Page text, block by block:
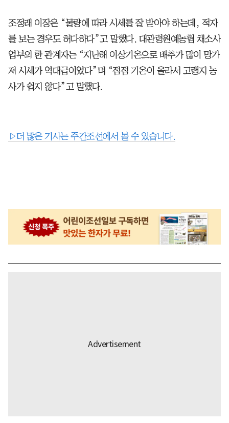
조정래 이장은 “물량에 따라 시세를 잘 받아야 하는데, 적자
를 보는 경우도 허다하다”고 말했다. 대관령원예농협 채소사
업부의 한 관계자는 “지난해 이상기온으로 배추가 많이 망가
져 시세가 역대급이었다”며 “점점 기온이 올라서 고랭지 농
사가 쉽지 않다”고 말했다.
▷더 많은 기사는 주간조선에서 볼 수 있습니다.